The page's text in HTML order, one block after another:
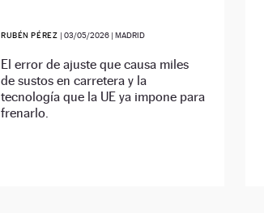
RUBÉN PÉREZ | 03/05/2026| MADRID
El error de ajuste que causa miles
de sustos en carretera y la
tecnología que la UE ya impone para
frenarlo.